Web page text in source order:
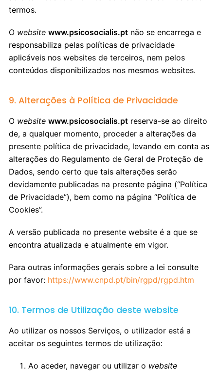
termos.
O website www.psicosocialis.pt não se encarrega e
responsabiliza pelas políticas de privacidade
aplicáveis nos websites de terceiros, nem pelos
conteúdos disponibilizados nos mesmos websites.
9. Alterações à Política de Privacidade
O website www.psicosocialis.pt reserva-se ao direito
de, a qualquer momento, proceder a alterações da
presente política de privacidade, levando em conta as
alterações do Regulamento de Geral de Proteção de
Dados, sendo certo que tais alterações serão
devidamente publicadas na presente página (“Política
de Privacidade”), bem como na página “Política de
Cookies”.
A versão publicada no presente website é a que se
encontra atualizada e atualmente em vigor.
Para outras informações gerais sobre a lei consulte
por favor: https://www.cnpd.pt/bin/rgpd/rgpd.htm
10. Termos de Utilização deste website
Ao utilizar os nossos Serviços, o utilizador está a
aceitar os seguintes termos de utilização:
Ao aceder, navegar ou utilizar o website